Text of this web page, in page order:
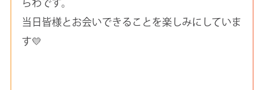
らわです。
当日皆様とお会いできることを楽しみにしていま
す💛